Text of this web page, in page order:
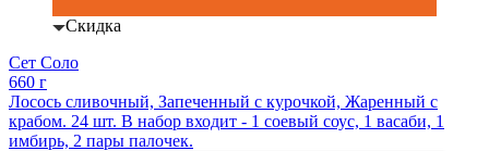
Скидка
Сет Соло
660 г
Лосось сливочный, Запеченный с курочкой, Жаренный с
крабом. 24 шт. В набор входит - 1 соевый соус, 1 васаби, 1
имбирь, 2 пары палочек.